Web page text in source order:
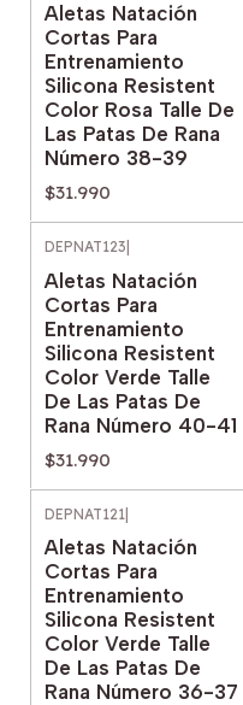
Aletas Natación
Cortas Para
Entrenamiento
Silicona Resistent
Color Rosa Talle De
Las Patas De Rana
Número 38-39
$31.990
DEPNAT123
Aletas Natación
Cortas Para
Entrenamiento
Silicona Resistent
Color Verde Talle
De Las Patas De
Rana Número 40-41
$31.990
DEPNAT121
Aletas Natación
Cortas Para
Entrenamiento
Silicona Resistent
Color Verde Talle
De Las Patas De
Rana Número 36-37